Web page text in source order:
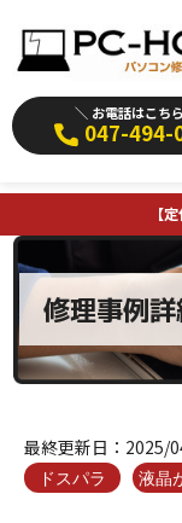
＼ お電話はこち
047-494-
【
修理事例詳
最終更新日： 2025/
ドスパラ 液晶